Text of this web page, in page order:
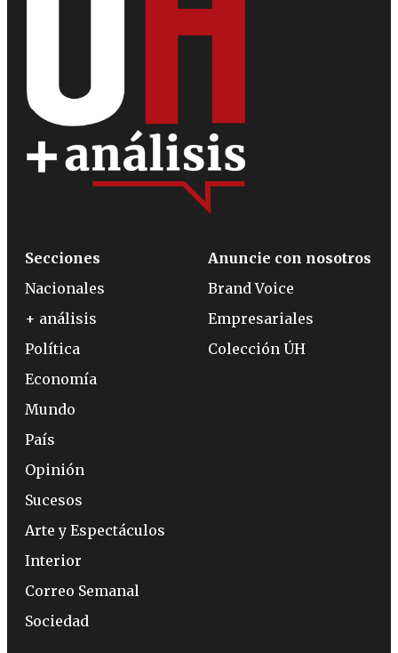
Secciones
Nacionales
+ análisis
Política
Economía
Mundo
País
Opinión
Sucesos
Arte y Espectáculos
Interior
Correo Semanal
Sociedad
Anuncie con nosotros
Brand Voice
Empresariales
Colección ÚH